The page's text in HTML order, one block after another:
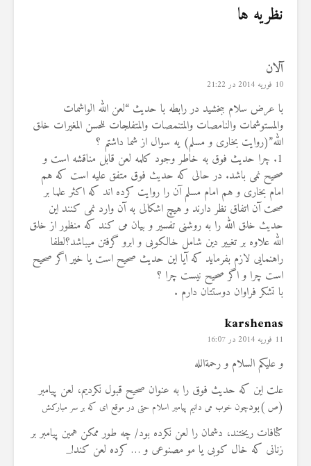
نظریه ها
آلان
10 فوریه 2014 در 21:22
با عرض سلام ببخشید در رابطه با حدیث “لعن الله الواشمات
والمستوشمات والنامصات والمتنمصات والمتفلجات للحسن المغیرات خلق
الله”(روایت بخاری و مسلم) یه سوال از شما داشتم ؟
1. چرا حدیث فوق به خاطر وجود کلمه لعن قابل مناقشه است و
صحیح نمی باشد. در حالی که حدیث فوق متفق علیه است که هم
امام بخاری و هم امام مسلم آن را روایت کرده اند که اکثر علما بر
صحت آن اتفاق نظر دارند و هیچ اشکالی به آن وارد نمی کنند این
حدیث خلق الله را به روشنی تفسیر و بیان می کند که منظور از خلق
الله علاوه بر تغییر دین شامل خالکوبی و ابرو گرفتن میباشد؟لطفا
راهنمایی لازم بفرماید که آیا این حدیث صحیح است یا خیر اگر صحیح
است چرا و اگر صحیح نیست چرا ؟
با تشکر فراوان دوستتان دارم .
karshenas
11 فوریه 2014 در 16:07
و علیکم السلام و رحمةالله
علت این که حدیث فوق را به عنوان صحیح قبول نکردیم، لعن پیامبر
(ص )بودچون خوب می دانیم پیامبر اسلام حتی در موقع ای که بر سر مبارکش
کثافات ریختند، دشمان را لعن نکرده بود/ چه طور ممکن همین پیامبر بر
زنانی که خال کوبی یا مو مصنوعی و … کرده لعن کند!_